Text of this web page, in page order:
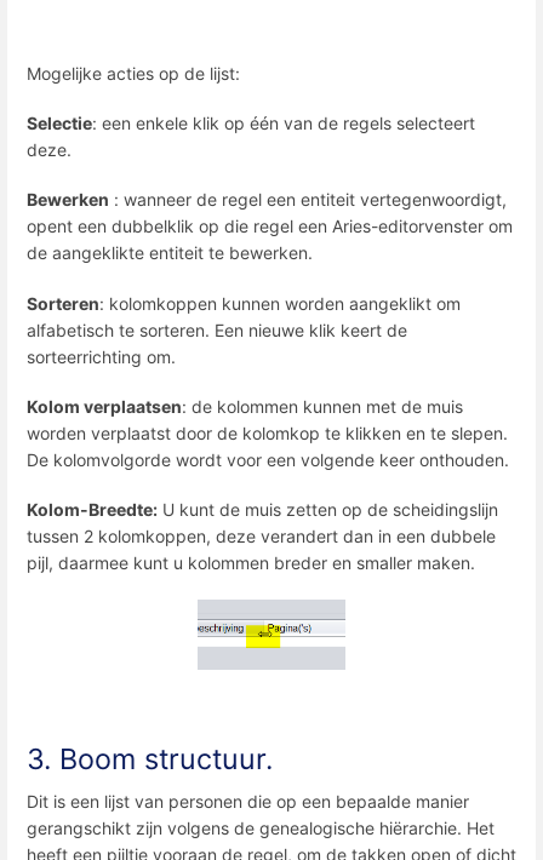
Mogelijke acties op de lijst:
Selectie: een enkele klik op één van de regels selecteert
deze.
Bewerken : wanneer de regel een entiteit vertegenwoordigt,
opent een dubbelklik op die regel een Aries-editorvenster om
de aangeklikte entiteit te bewerken.
Sorteren: kolomkoppen kunnen worden aangeklikt om
alfabetisch te sorteren. Een nieuwe klik keert de
sorteerrichting om.
Kolom verplaatsen: de kolommen kunnen met de muis
worden verplaatst door de kolomkop te klikken en te slepen.
De kolomvolgorde wordt voor een volgende keer onthouden.
Kolom-Breedte: U kunt de muis zetten op de scheidingslijn
tussen 2 kolomkoppen, deze verandert dan in een dubbele
pijl, daarmee kunt u kolommen breder en smaller maken.
3. Boom structuur.
Dit is een lijst van personen die op een bepaalde manier
gerangschikt zijn volgens de genealogische hiërarchie. Het
heeft een pijltje vooraan de regel, om de takken open of dicht